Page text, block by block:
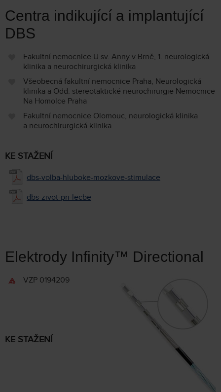
Centra indikující a implantující
DBS
Fakultní nemocnice U sv. Anny v Brně, 1. neurologická
klinika a neurochirurgická klinika
Všeobecná fakultní nemocnice Praha, Neurologická
klinika a Odd. stereotaktické neurochirurgie Nemocnice
Na Homolce Praha
Fakultní nemocnice Olomouc, neurologická klinika
a neurochirurgická klinika
KE STAŽENÍ
dbs-volba-hluboke-mozkove-stimulace
dbs-zivot-pri-lecbe
Elektrody Infinity™ Directional
VZP 0194209
KE STAŽENÍ